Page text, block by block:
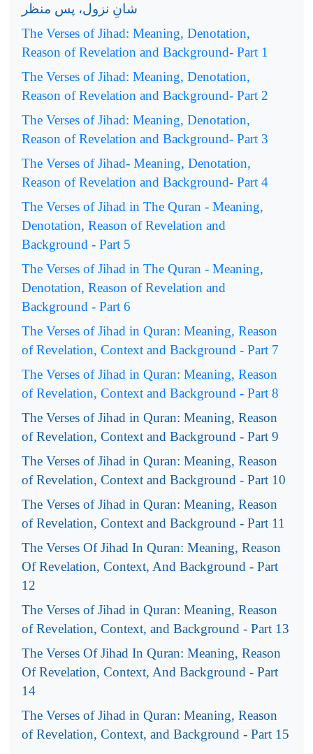
شانِ نزول، پس منظر
The Verses of Jihad: Meaning, Denotation,
Reason of Revelation and Background- Part 1
The Verses of Jihad: Meaning, Denotation,
Reason of Revelation and Background- Part 2
The Verses of Jihad: Meaning, Denotation,
Reason of Revelation and Background- Part 3
The Verses of Jihad- Meaning, Denotation,
Reason of Revelation and Background- Part 4
The Verses of Jihad in The Quran - Meaning,
Denotation, Reason of Revelation and
Background - Part 5
The Verses of Jihad in The Quran - Meaning,
Denotation, Reason of Revelation and
Background - Part 6
The Verses of Jihad in Quran: Meaning, Reason
of Revelation, Context and Background - Part 7
The Verses of Jihad in Quran: Meaning, Reason
of Revelation, Context and Background - Part 8
The Verses of Jihad in Quran: Meaning, Reason
of Revelation, Context and Background - Part 9
The Verses of Jihad in Quran: Meaning, Reason
of Revelation, Context and Background - Part 10
The Verses of Jihad in Quran: Meaning, Reason
of Revelation, Context and Background - Part 11
The Verses Of Jihad In Quran: Meaning, Reason
Of Revelation, Context, And Background - Part
12
The Verses of Jihad in Quran: Meaning, Reason
of Revelation, Context, and Background - Part 13
The Verses Of Jihad In Quran: Meaning, Reason
Of Revelation, Context, And Background - Part
14
The Verses of Jihad in Quran: Meaning, Reason
of Revelation, Context, and Background - Part 15